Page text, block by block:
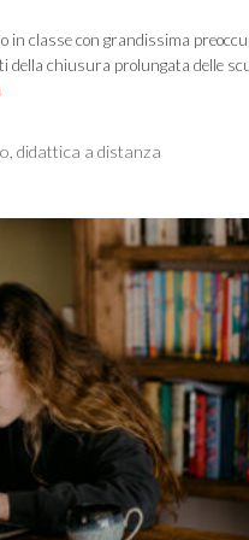
in classe con grandissima
della chiusura prolungata delle
,didattica a distanza